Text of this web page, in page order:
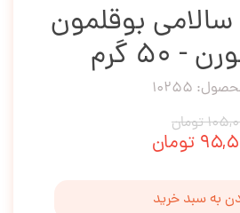
بوقلمون
10255
تومان
تومان
به سبد خرید